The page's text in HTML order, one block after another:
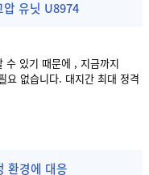
유닛 U8974
수 있기 때문에 , 지금까지
요 없습니다. 대지간 최대 정격
환경에 대응